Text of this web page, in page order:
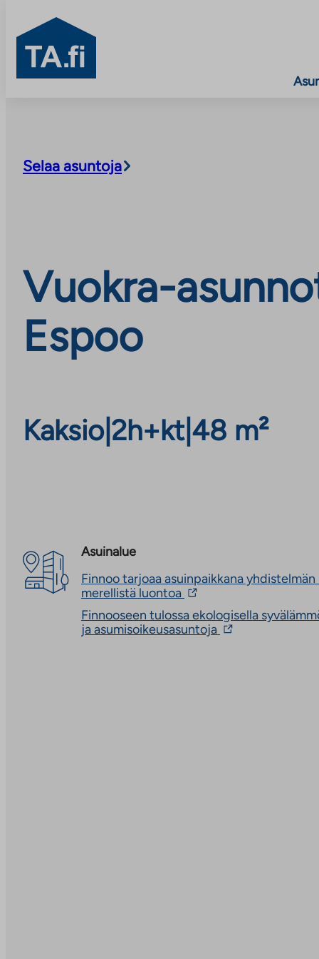
TA.fi
Selaa asuntoja
Vuokra-
Espoo
Kaksio| 2h+kt| 48 m²
Asuinalue
Finnoo tarjoaa asuinpaikkana
merellistä luontoa Linkki
ulkopuoliseen
palveluun.
Finnooseen tulossa ekologisella
ja asumisoikeusasuntoja Linkki